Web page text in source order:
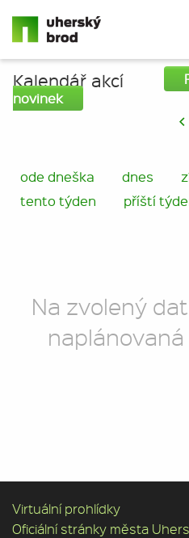
Kalendář akcí
novinek
<
ode dneška dnes
tento týden
příští
Na zvolený
Virtuální prohlídky
Oficiální stránky města